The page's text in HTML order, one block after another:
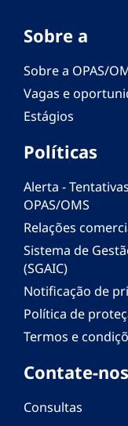
Sobre a
Sobre a OPAS/
Vagas e
Estágios
Políticas
Alerta -
OPAS/OMS
Relações
Sistema de
(SGAIC)
Notificação de
Política de
Termos e
Contate-nos
Consultas